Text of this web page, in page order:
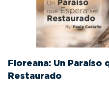
Floreana: Un Paraíso
Restaurado